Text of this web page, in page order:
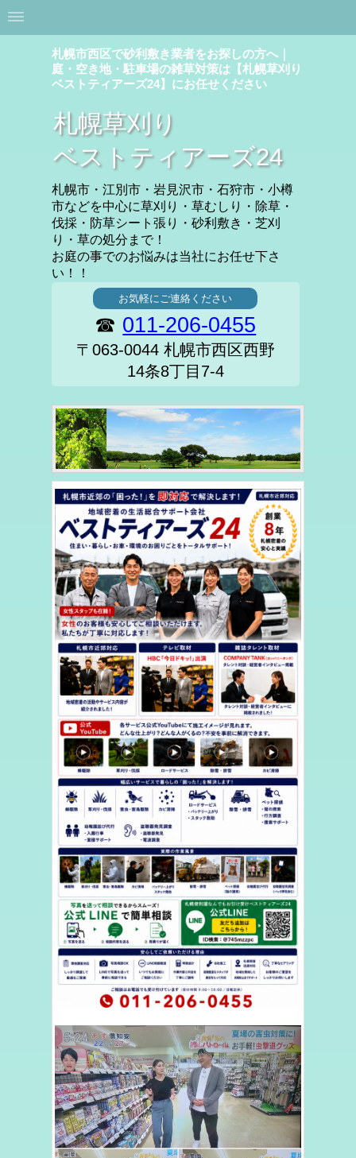
札幌市西区で砂利敷き業者をお探しの方へ｜
庭・空き地・駐車場の雑草対策は【札幌草刈り
ベストティアーズ24】にお任せください
札幌草刈り
ベストティアーズ24
札幌市・江別市・岩見沢市・石狩市・小樽
市などを中心に草刈り・草むしり・除草・
伐採・防草シート張り・砂利敷き・芝刈
り・草の処分まで！
お庭の事でのお悩みは当社にお任せ下さ
い！！
お気軽にご連絡ください
☎ 011-206-0455
〒063-0044 札幌市西区西野
14条8丁目7-4